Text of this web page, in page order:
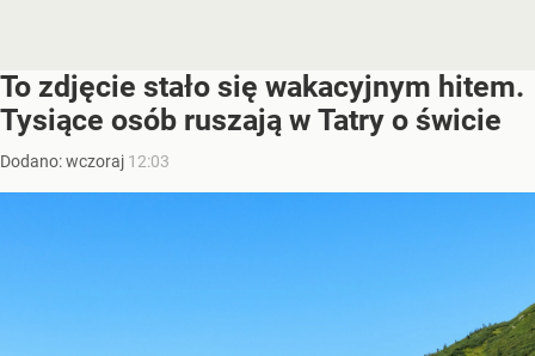
To zdjęcie stało się wakacyjnym hitem.
Tysiące osób ruszają w Tatry o świcie
Dodano:wczoraj 12:03